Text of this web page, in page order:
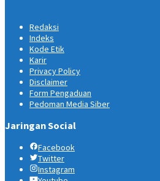
Redaksi
Indeks
Kode Etik
Karir
Privacy Policy
Disclaimer
Form Pengaduan
Pedoman Media Siber
Jaringan Social
Facebook
Twitter
Instagram